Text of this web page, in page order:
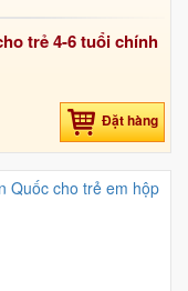
trẻ 4-6 tuổi chính
Đặt hàng